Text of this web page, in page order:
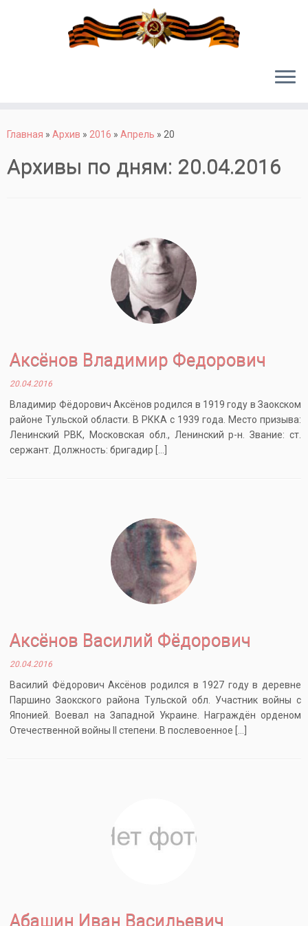
Главная » Архив » 2016 » Апрель » 20
Архивы по дням: 20.04.2016
Аксёнов Владимир Федорович
20.04.2016
Владимир Фёдорович Аксёнов родился в 1919 году в Заокском
районе Тульской области. В РККА с 1939 года. Место призыва:
Ленинский РВК, Московская обл., Ленинский р-н. Звание: ст.
сержант. Должность: бригадир […]
Аксёнов Василий Фёдорович
20.04.2016
Василий Фёдорович Аксёнов родился в 1927 году в деревне
Паршино Заокского района Тульской обл. Участник войны с
Японией. Воевал на Западной Украине. Награждён орденом
Отечественной войны II степени. В послевоенное […]
Абашин Иван Васильевич